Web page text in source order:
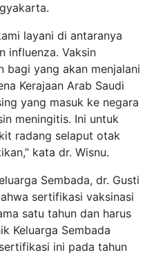
layani di antaranya
influenza. Vaksin
bagi yang akan menjalani
Kerajaan Arab Saudi
yang masuk ke negara
meningitis. Ini untuk
radang selaput otak
kata dr. Wisnu.
Sembada, dr. Gusti
sertifikasi vaksinasi
satu tahun dan harus
Keluarga Sembada
ini pada tahun